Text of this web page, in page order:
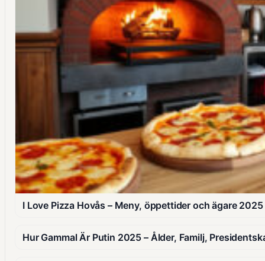
I Love Pizza Hovås – Meny, öppettider och ägare 2025
Hur Gammal Är Putin 2025 – Ålder, Familj,